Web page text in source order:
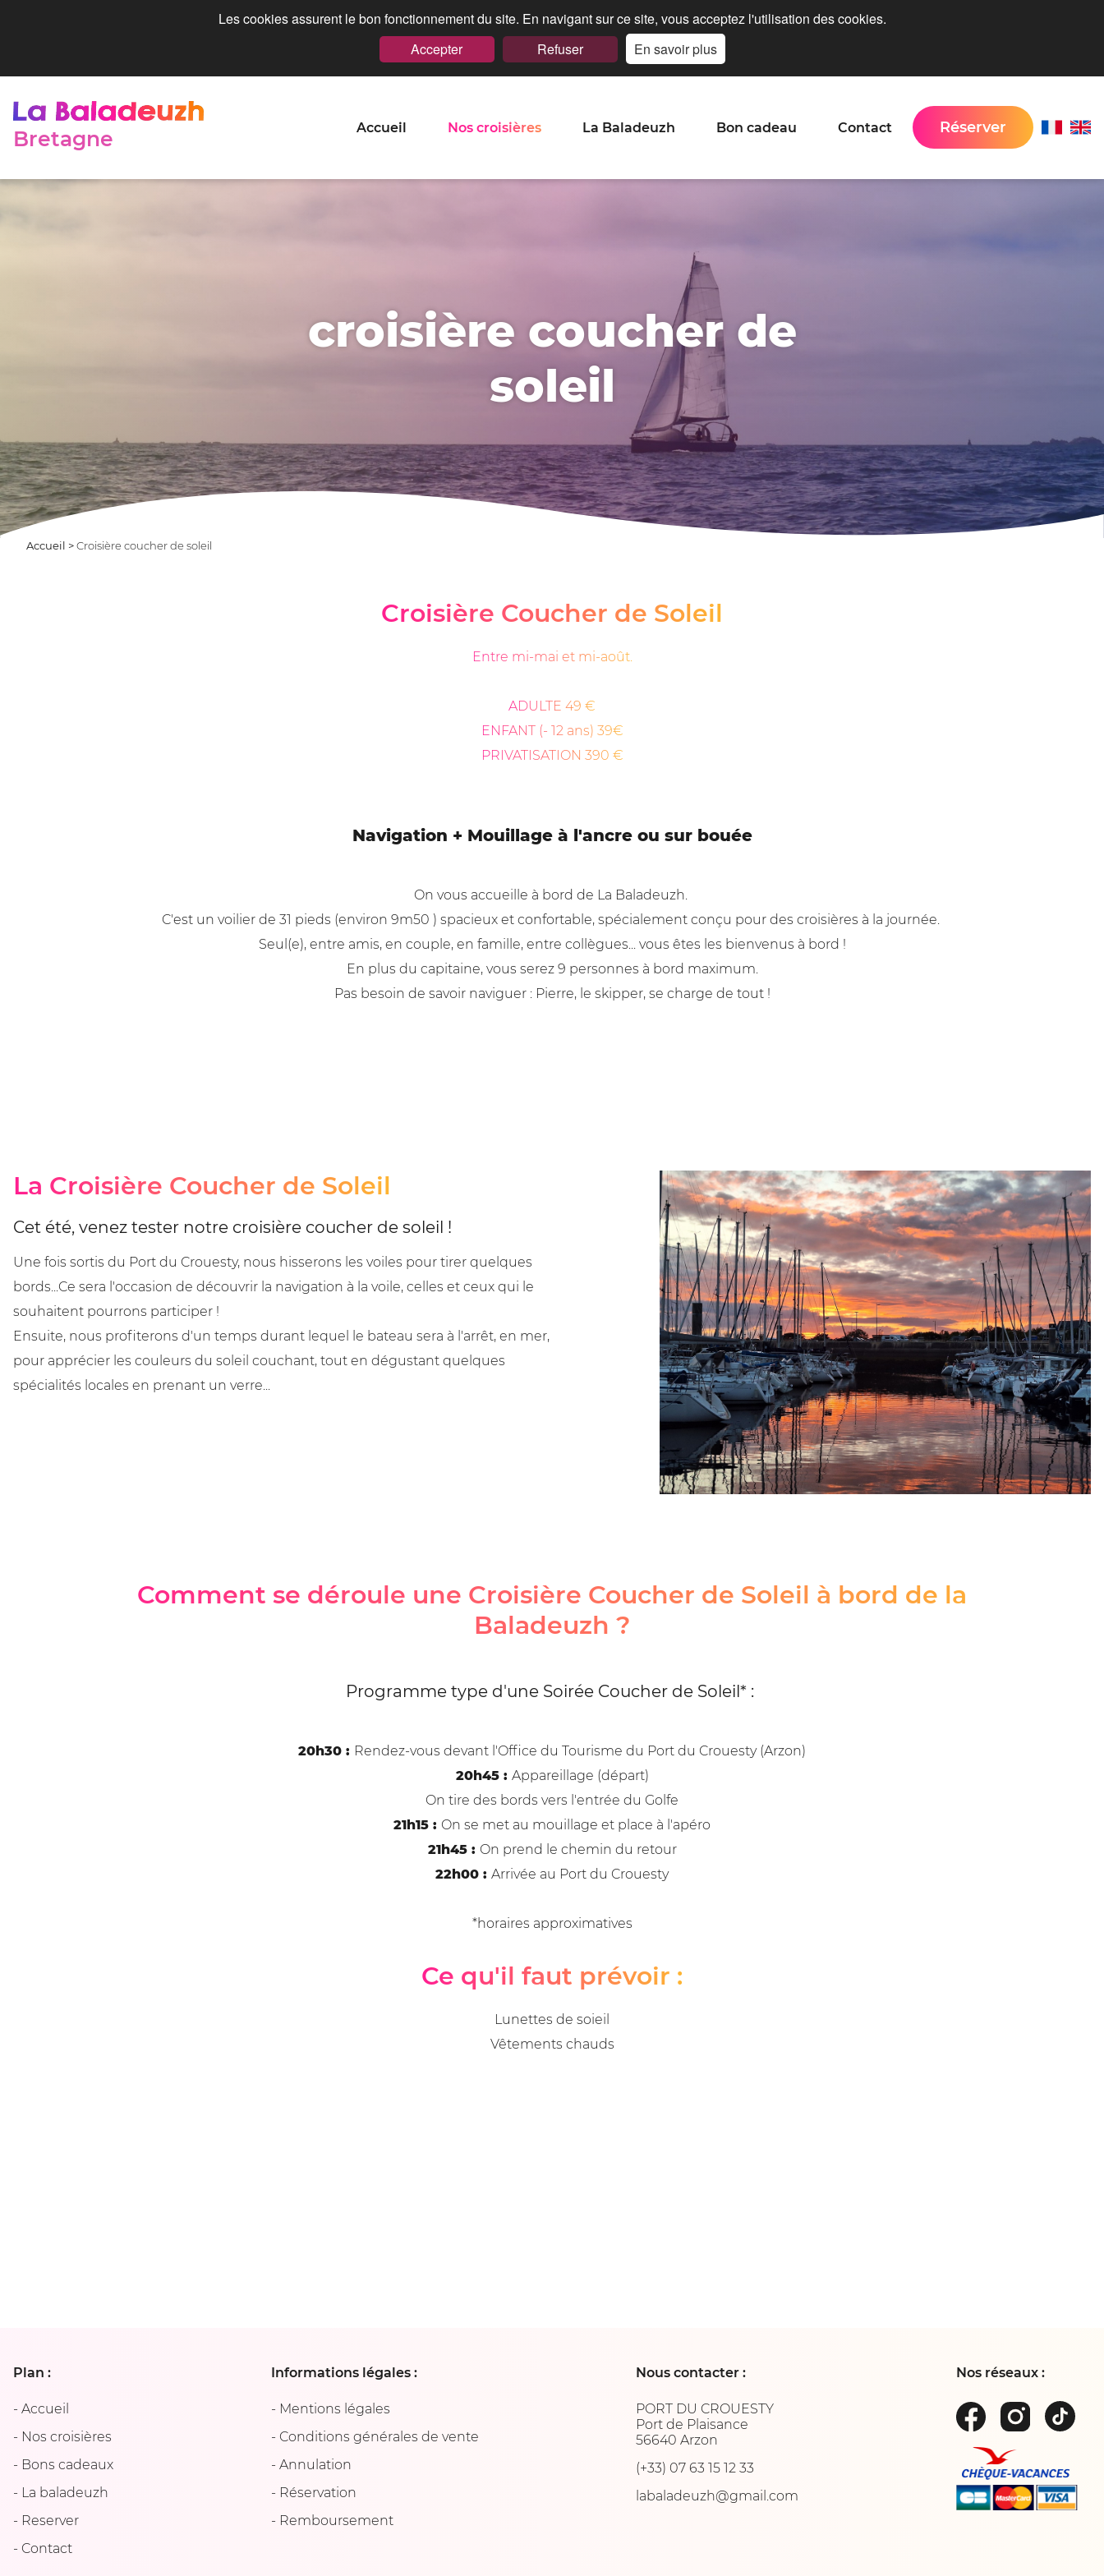
Les cookies assurent le bon fonctionnement du site. En navigant sur ce site, vous acceptez l'utilisation des cookies.
Accepter
Refuser En savoir plus
Bretagne Accueil Nos croisières La Baladeuzh Bon cadeau Contact Réserver
croisière coucher de
soleil
Accueil > Croisière coucher de soleil
Croisière Coucher de Soleil
Entre mi-mai et mi-août.
ADULTE 49 €
ENFANT (- 12 ans) 39€
PRIVATISATION 390 €
Navigation + Mouillage à l'ancre ou sur bouée
On vous accueille à bord de La Baladeuzh.
C'est un voilier de 31 pieds (environ 9m50 ) spacieux et confortable, spécialement conçu pour des croisières à la journée.
Seul(e), entre amis, en couple, en famille, entre collègues... vous êtes les bienvenus à bord !
En plus du capitaine, vous serez 9 personnes à bord maximum.
Pas besoin de savoir naviguer : Pierre, le skipper, se charge de tout !
La Croisière Coucher de Soleil
Cet été, venez tester notre croisière coucher de soleil !
Une fois sortis du Port du Crouesty, nous hisserons les voiles pour tirer quelques
bords...Ce sera l'occasion de découvrir la navigation à la voile, celles et ceux qui le
souhaitent pourrons participer !
Ensuite, nous profiterons d'un temps durant lequel le bateau sera à l'arrêt, en mer,
pour apprécier les couleurs du soleil couchant, tout en dégustant quelques
spécialités locales en prenant un verre...
Comment se déroule une Croisière Coucher de Soleil à bord de la
Baladeuzh ?
Programme type d'une Soirée Coucher de Soleil* :
20h30 : Rendez-vous devant l'Office du Tourisme du Port du Crouesty (Arzon)
20h45 : Appareillage (départ)
On tire des bords vers l'entrée du Golfe
21h15 : On se met au mouillage et place à l'apéro
21h45 : On prend le chemin du retour
22h00 : Arrivée au Port du Crouesty
*horaires approximatives
Ce qu'il faut prévoir :
Lunettes de soieil
Vêtements chauds
Plan :
- Accueil
- Nos croisières
- Bons cadeaux
- La baladeuzh
- Reserver
- Contact
Informations légales :
- Mentions légales
- Conditions générales de vente
- Annulation
- Réservation
- Remboursement
Nous contacter :
PORT DU CROUESTY
Port de Plaisance
56640 Arzon
(+33) 07 63 15 12 33
labaladeuzh@gmail.com
Nos réseaux :